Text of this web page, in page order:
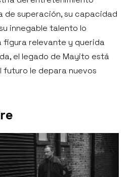
de superación, su capacidad
innegable talento lo
figura relevante y querida
el legado de Mayito está
futuro le depara nuevos